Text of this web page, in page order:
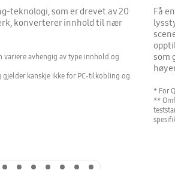
teknologi, som er drevet av 20
konverterer innhold til nær
variere avhengig av type innhold og
kanskje ikke for PC-tilkobling og
Få
som
* For
**